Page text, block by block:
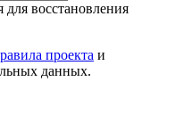
восстановления
проекта и
данных.